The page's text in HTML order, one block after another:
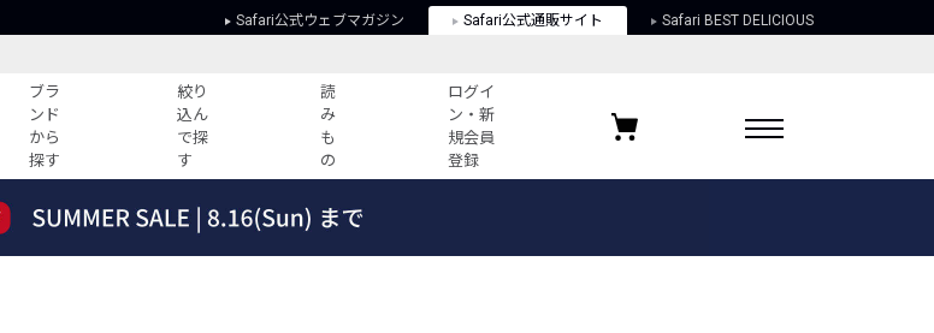
Safari公式ウェブマガジン Safari公式通販サイト Safari BEST DELICIOUS
ブラ
ンド
から
探す
絞り
込ん
で探
す
読
み
も
の
ログイ
ン・新
規会員
登録
すべての記事
お気に入りブランド